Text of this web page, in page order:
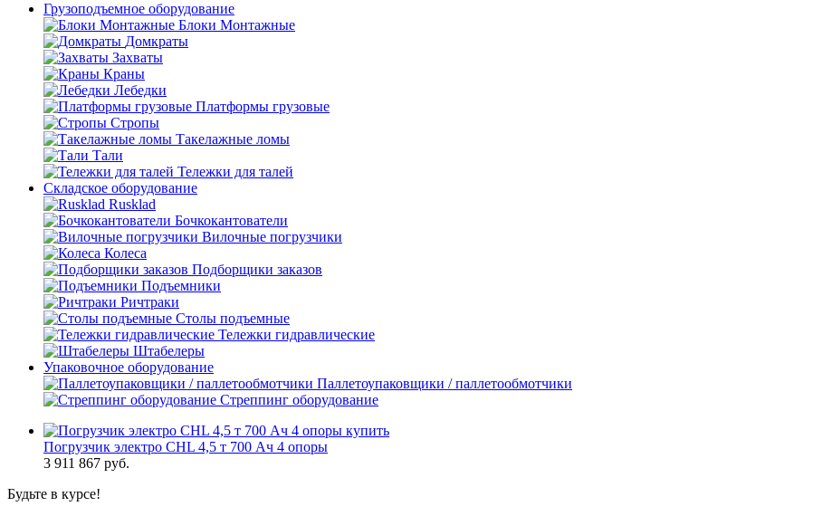
Грузоподъемное оборудование
Блоки Монтажные
Домкраты
Захваты
Краны
Лебедки
Платформы грузовые
Стропы
Такелажные ломы
Тали
Тележки для талей
Складское оборудование
Rusklad
Бочкокантователи
Вилочные погрузчики
Колеса
Подборщики заказов
Подъемники
Ричтраки
Столы подъемные
Тележки гидравлические
Штабелеры
Упаковочное оборудование
Паллетоупаковщики / паллетообмотчики
Стреппинг оборудование
Погрузчик электро CHL 4,5 т 700 Ач 4 опоры
3 911 867 руб.
Будьте в курсе!